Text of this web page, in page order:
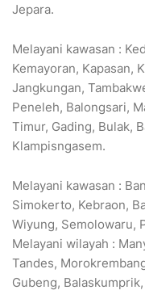
Jepara.
Melayani kawasan :
Kemayoran, Kapasan,
Jangkungan,
Peneleh, Balongsari,
Timur, Gading, Bulak,
Klampisngasem.
Melayani kawasan :
Simokerto, Kebraon,
Wiyung, Semolowaru,
Melayani wilayah :
Tandes,
Gubeng,